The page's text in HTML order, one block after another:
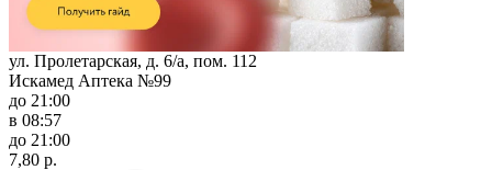
ул. Пролетарская, д. 6/а, пом. 112
Искамед Аптека №99
до 21:00
в 08:57
до 21:00
7,80 р.